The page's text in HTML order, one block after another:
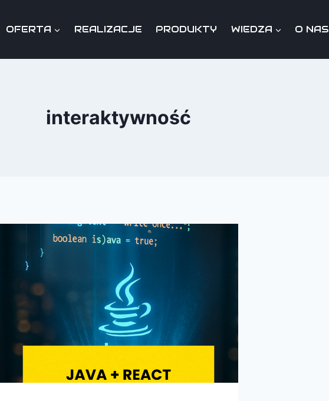
OFERTA REALIZACJE PRODUKTY WIEDZA O NAS
interaktywność